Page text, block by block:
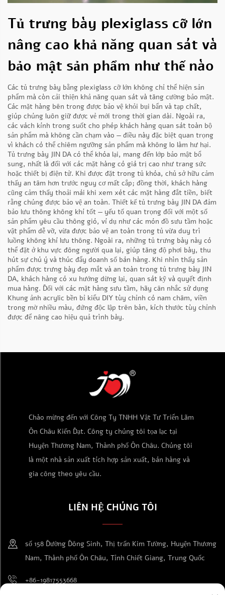
Tủ trưng bày plexiglass cỡ lớn
nâng cao khả năng quan sát và
bảo mật sản phẩm như thế nào
Các tủ trưng bày bằng plexiglass cỡ lớn không chỉ thể hiện sản
phẩm mà còn cải thiện khả năng quan sát và tăng cường bảo mật.
Các mặt hàng bên trong được bảo vệ khỏi bụi bẩn và tạp chất,
giúp chúng luôn giữ được vẻ mới trong thời gian dài. Ngoài ra,
các vách kính trong suốt cho phép khách hàng quan sát toàn bộ
sản phẩm mà không cần chạm vào — điều này đặc biệt quan trọng
vì khách có thể chiêm ngưỡng sản phẩm mà không lo làm hư hại.
Tủ trưng bày JIN DA có thể khóa lại, mang đến lớp bảo mật bổ
sung, nhất là đối với các mặt hàng có giá trị cao như trang sức
hoặc thiết bị điện tử. Khi được đặt trong tủ khóa, chủ sở hữu cảm
thấy an tâm hơn trước nguy cơ mất cắp; đồng thời, khách hàng
cũng cảm thấy thoải mái khi xem xét các mặt hàng đắt tiền, biết
rằng chúng được bảo vệ an toàn. Thiết kế tủ trưng bày JIN DA đảm
bảo lưu thông không khí tốt — yếu tố quan trọng đối với một số
sản phẩm yêu cầu thông gió, ví dụ như các món đồ sưu tầm hoặc
vật phẩm dễ vỡ, vừa được bảo vệ an toàn trong tủ vừa duy trì
luồng không khí lưu thông. Ngoài ra, những tủ trưng bày này có
thể đặt ở khu vực đông người qua lại, giúp tăng độ phơi bày, thu
hút sự chú ý và thúc đẩy doanh số bán hàng. Khi nhìn thấy sản
phẩm được trưng bày đẹp mắt và an toàn trong tủ trưng bày JIN
DA, khách hàng có xu hướng dừng lại, quan sát kỹ và quyết định
mua hàng. Đối với các mặt hàng sưu tầm, hãy cân nhắc sử dụng
Khung ảnh acrylic bền bỉ kiểu DIY tùy chỉnh có nam châm, viền
trong mờ nhiều màu, đứng độc lập trên bàn, kích thước tùy chỉnh
được để nâng cao hiệu quả trình bày.
Chào mừng đến với Công Ty TNHH Vật Tư Triển Lãm
Ôn Châu Kiến Đạt. Công ty chúng tôi tọa lạc tại
Huyện Thương Nam, Thành phố Ôn Châu. Chúng tôi
là một nhà sản xuất tích hợp sản xuất, bán hàng và
gia công theo yêu cầu.
LIÊN HỆ CHÚNG TÔI
số 158 Đường Đông Sinh, Thị trấn Kim Tường, Huyện Thương
Nam, Thành phố Ôn Châu, Tỉnh Chiết Giang, Trung Quốc
+86-19817553668